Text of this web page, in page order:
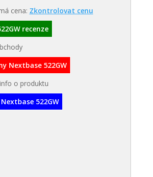
cena: Zkontrolovat cenu
recenze
Nextbase 522GW
o produktu
522GW